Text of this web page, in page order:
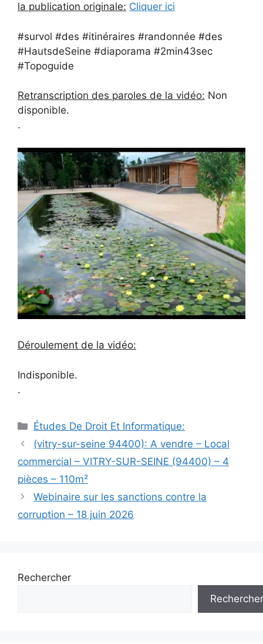
la publication originale: Cliquer ici
#survol #des #itinéraires #randonnée #des
#HautsdeSeine #diaporama #2min43sec
#Topoguide
Retranscription des paroles de la vidéo: Non
disponible.
.
Déroulement de la vidéo:
Indisponible.
.
Catégories
Études De Droit Et Informatique:
Navigation
(vitry-sur-seine 94400): A vendre – Local
commercial – VITRY-SUR-SEINE (94400) – 4
pièces – 110m²
Webinaire sur les sanctions contre la
corruption – 18 juin 2026
Rechercher
Rechercher